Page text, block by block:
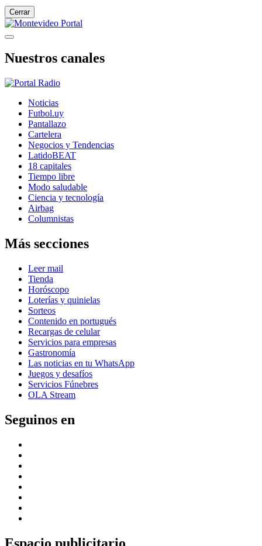
Cerrar
Nuestros canales
Noticias
Futbol.uy
Pantallazo
Cartelera
Negocios y Tendencias
LatidoBEAT
18 capitales
Tiempo libre
Modo saludable
Ciencia y tecnología
Airbag
Columnistas
Más secciones
Leer mail
Tienda
Horóscopo
Loterías y quinielas
Sorteos
Contenido en portugués
Recargas de celular
Servicios para empresas
Gastronomía
Las noticias en tu WhatsApp
Juegos y desafíos
Servicios Fúnebres
OLA Stream
Seguinos en